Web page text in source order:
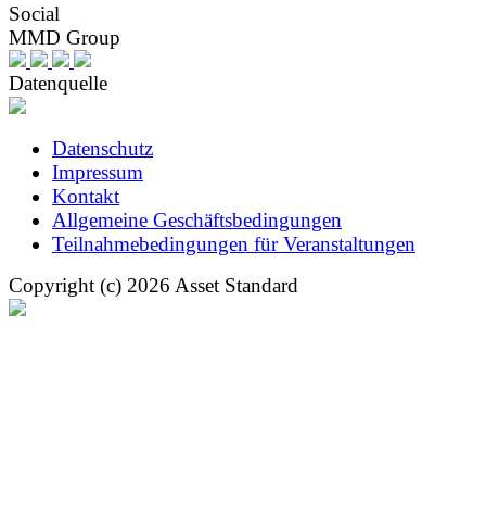
Social
MMD Group
Datenquelle
Datenschutz
Impressum
Kontakt
Allgemeine Geschäftsbedingungen
Teilnahmebedingungen für Veranstaltungen
Copyright (c) 2026 Asset Standard